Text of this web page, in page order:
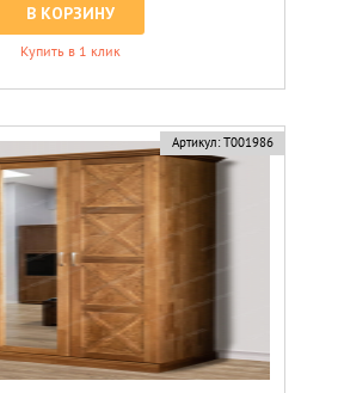
В КОРЗИНУ
Купить в 1 клик
Артикул: Т001986